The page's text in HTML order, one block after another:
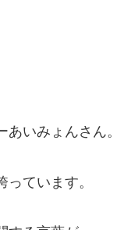
いみょんさん。
ています。